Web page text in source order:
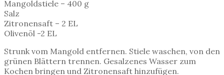
Mangoldstiele – 400 g
Salz
Zitronensaft – 2 EL
Olivenöl -2 EL
Strunk vom Mangold entfernen. Stiele waschen, von den
grünen Blättern trennen. Gesalzenes Wasser zum
Kochen bringen und Zitronensaft hinzufügen.